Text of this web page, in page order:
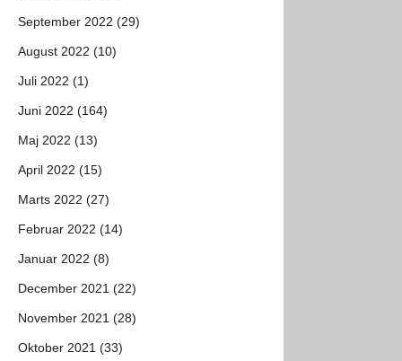
September 2022 (29)
August 2022 (10)
Juli 2022 (1)
Juni 2022 (164)
Maj 2022 (13)
April 2022 (15)
Marts 2022 (27)
Februar 2022 (14)
Januar 2022 (8)
December 2021 (22)
November 2021 (28)
Oktober 2021 (33)